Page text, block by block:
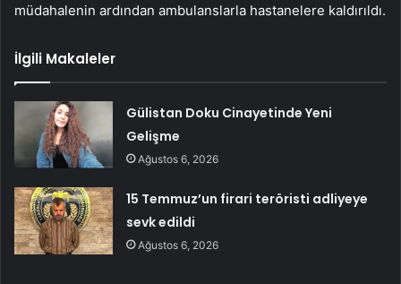
müdahalenin ardından ambulanslarla hastanelere kaldırıldı.
İlgili Makaleler
Gülistan Doku Cinayetinde Yeni
Gelişme
Ağustos 6, 2026
15 Temmuz’un firari teröristi adliyeye
sevk edildi
Ağustos 6, 2026